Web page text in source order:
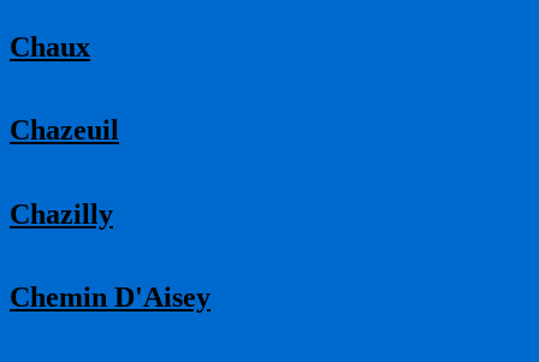
Chaux
Chazeuil
Chazilly
Chemin D'Aisey